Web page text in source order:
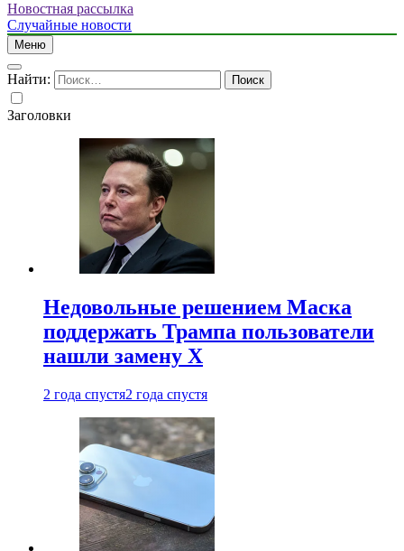
Новостная рассылка
Случайные новости
Меню
Найти:
Заголовки
Недовольные решением Маска
поддержать Трампа пользователи
нашли замену X
2 года спустя2 года спустя